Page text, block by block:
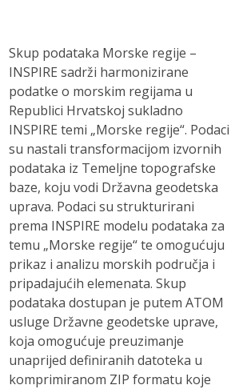
Skup podataka Morske regije –
INSPIRE sadrži harmonizirane
podatke o morskim regijama u
Republici Hrvatskoj sukladno
INSPIRE temi „Morske regije“. Podaci
su nastali transformacijom izvornih
podataka iz Temeljne topografske
baze, koju vodi Državna geodetska
uprava. Podaci su strukturirani
prema INSPIRE modelu podataka za
temu „Morske regije“ te omogućuju
prikaz i analizu morskih područja i
pripadajućih elemenata. Skup
podataka dostupan je putem ATOM
usluge Državne geodetske uprave,
koja omogućuje preuzimanje
unaprijed definiranih datoteka u
komprimiranom ZIP formatu koje